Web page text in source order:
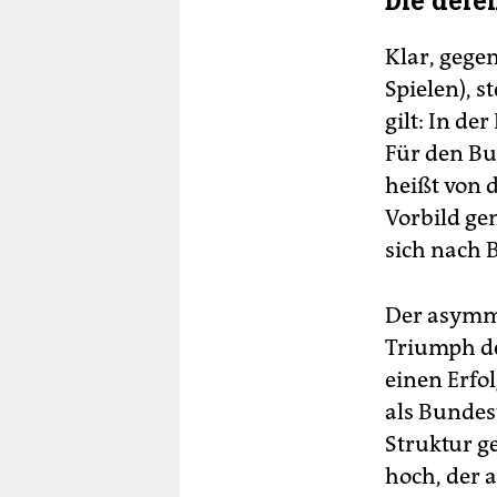
Klar,
Spielen),
gilt: In der
Für den
heißt von
Vorbild
sich nach
Der
Triumph
einen
als
Struktur
hoch, der